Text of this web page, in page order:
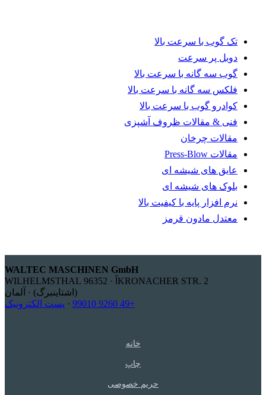
تک گوب با سرعت بالا
دوبل پر سرعت
گوب سه گانه با سرعت بالا
فلکس سه گانه با سرعت بالا
کوادرو گوب با سرعت بالا
فنی & مقالات ظروف آشپزی
مقالات چرخان
مقالات Press-Blow
عایق های شیشه ای
بلوک های شیشه ای
نرم افزار پایه با کیفیت بالا
معتدل مادون قرمز
WALTEC MASCHINEN GmbH
KRONACHER STR. 2آ · 96352 WILHELMSTHAL
(اشتاینبرگ) · آلمان
+49 9260 99010
· پست الکترونیک
خانه
چاپ
حریم خصوصی